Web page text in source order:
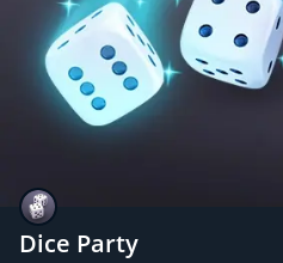
Dice Party